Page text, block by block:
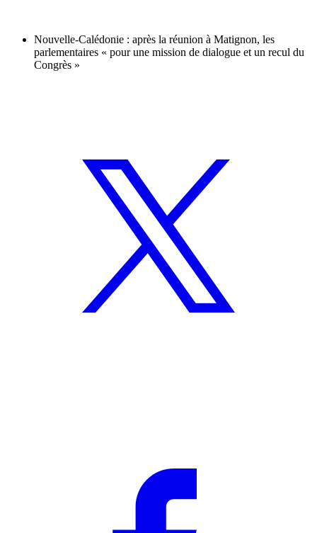
Nouvelle-Calédonie : après la réunion à Matignon, les
parlementaires « pour une mission de dialogue et un recul du
Congrès »